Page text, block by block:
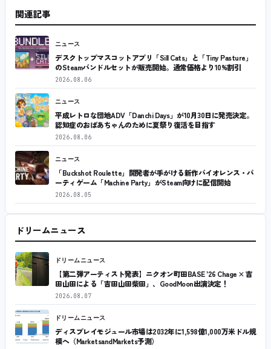
関連記事
ニュース
デスクトップマスコットアプリ「Sill Cats」と「Tiny Pasture」
のSteamバンドルセットが販売開始。通常価格より10%割引
2026.08.06
ニュース
平成レトロな団地ADV「Danchi Days」が10月30日に発売決定。
認知症のおばあちゃんのために夏祭り復活を目指す
2026.08.06
ニュース
「Buckshot Roulette」開発者が手がける新作バイオレンス・パ
ーティゲーム「Machine Party」がSteam向けに配信開始
2026.08.05
ドリームニュース
ドリームニュース
【第二弾アーティスト発表】ニクオン町田BASE ’26 Chage × 吉
田山田による「吉田山田柴田」、GoodMoon出演決定！
2026.08.07
ドリームニュース
ディスプレイモジュール市場は2032年に1,598億1,000万米ドル規
模へ（MarketsandMarkets予測）